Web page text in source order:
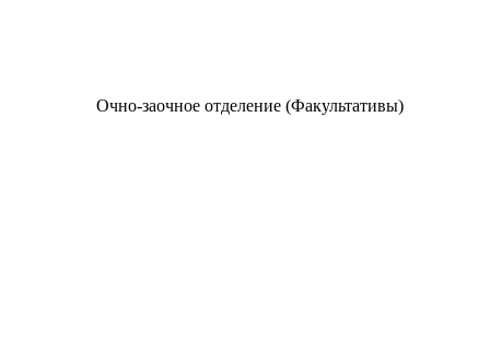
Очно-заочное отделение (Факультативы)